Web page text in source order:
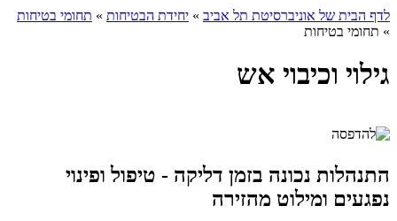
לדף הבית של אוניברסיטת תל אביב » יחידת הבטיחות » תחומי בטיחות
» תחומי בטיחות
גילוי וכיבוי אש
התנהלות נכונה בזמן דליקה - טיפול ופינוי
נפגעים ומילוט מהזירה